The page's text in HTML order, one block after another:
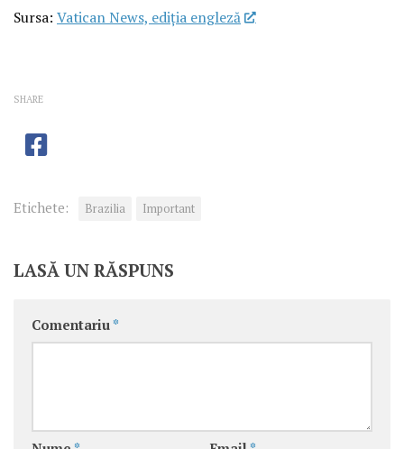
Sursa: Vatican News, ediția engleză
SHARE
Etichete: Brazilia Important
LASĂ UN RĂSPUNS
Comentariu *